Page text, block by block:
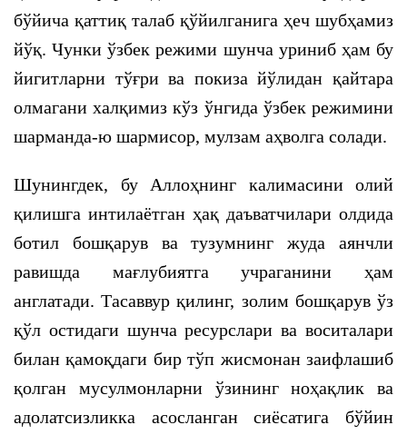
бўйича қаттиқ талаб қўйилганига ҳеч шубҳамиз
йўқ. Чунки ўзбек режими шунча уриниб ҳам бу
йигитларни тўғри ва покиза йўлидан қайтара
олмагани халқимиз кўз ўнгида ўзбек режимини
шарманда-ю шармисор, мулзам аҳволга солади.
Шунингдек, бу Аллоҳнинг калимасини олий
қилишга интилаётган ҳақ даъватчилари олдида
ботил бошқарув ва тузумнинг жуда аянчли
равишда мағлубиятга учраганини ҳам
англатади. Тасаввур қилинг, золим бошқарув ўз
қўл остидаги шунча ресурслари ва воситалари
билан қамоқдаги бир тўп жисмонан заифлашиб
қолган мусулмонларни ўзининг ноҳақлик ва
адолатсизликка асосланган сиёсатига бўйин